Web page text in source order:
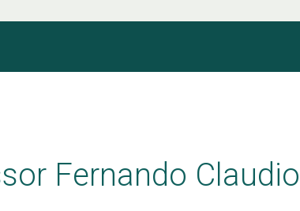
Fernando Claudio